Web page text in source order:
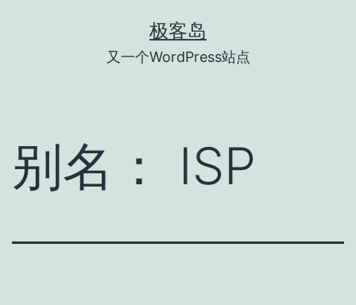
极客岛
又一个WordPress站点
别名： ISP